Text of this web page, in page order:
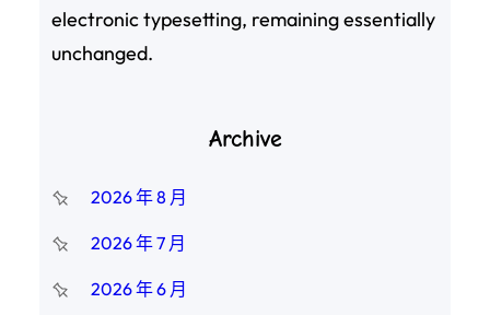
electronic typesetting, remaining essentially
unchanged.
Archive
2026 年 8 月
2026 年 7 月
2026 年 6 月